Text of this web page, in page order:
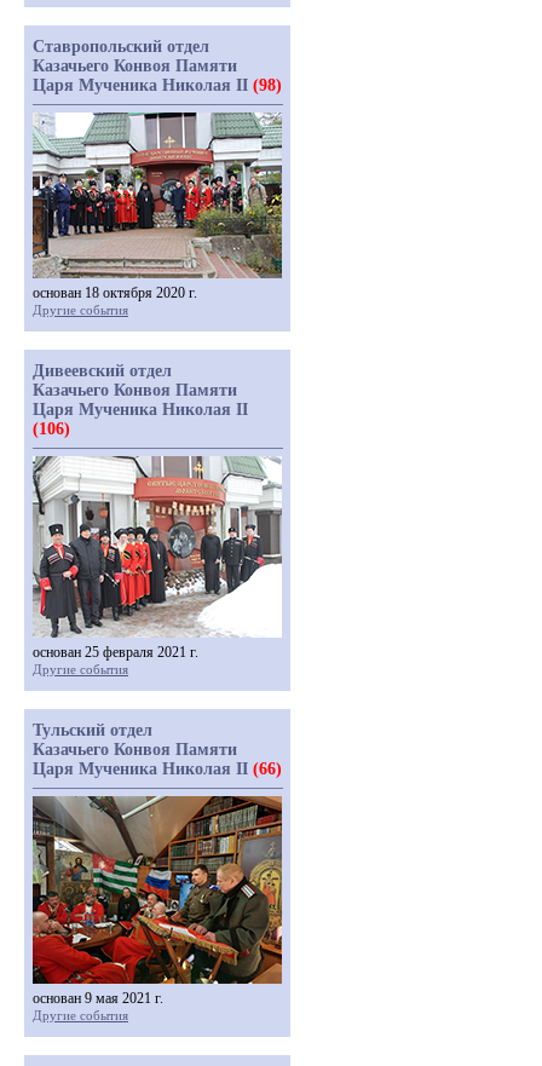
Ставропольский отдел
Казачьего Конвоя Памяти
Царя Мученика Николая II (98)
основан 18 октября 2020 г.
Другие события
Дивеевский отдел
Казачьего Конвоя Памяти
Царя Мученика Николая II
(106)
основан 25 февраля 2021 г.
Другие события
Тульский отдел
Казачьего Конвоя Памяти
Царя Мученика Николая II (66)
основан 9 мая 2021 г.
Другие события